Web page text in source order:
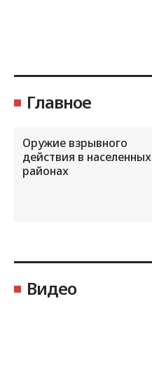
Главное
Оружие взрывного
действия в населенных
районах
Видео